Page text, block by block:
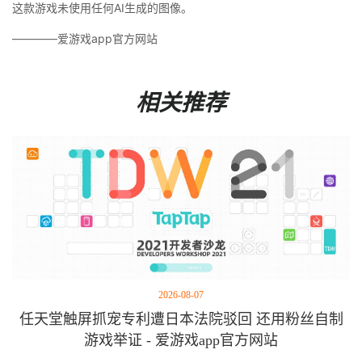
这款游戏未使用任何AI生成的图像。
————爱游戏app官方网站
相关推荐
2026-08-07
任天堂触屏抓宠专利遭日本法院驳回 还用粉丝自制
游戏举证 - 爱游戏app官方网站